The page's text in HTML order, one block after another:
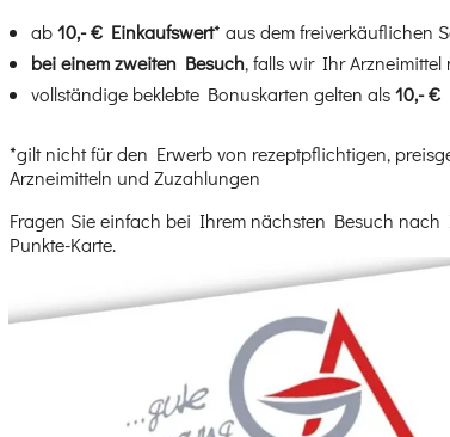
ab10,- € Einkaufswert* aus dem freiverkäuflichen
bei einem zweiten Besuch, falls wir Ihr
vollständige beklebte Bonuskarten gelten als10,- €
*gilt nicht für den Erwerb von rezeptpflichtigen,
Arzneimitteln und Zuzahlungen
Fragen Sie einfach bei Ihrem nächsten Besuch
Punkte-Karte.